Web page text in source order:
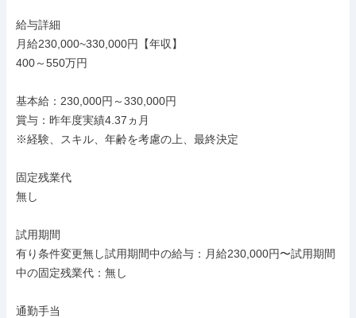
給与詳細
月給230,000~330,000円【年収】
400～550万円
基本給：230,000円～330,000円
賞与：昨年度実績4.37ヵ月
※経験、スキル、年齢を考慮の上、最終決定
固定残業代
無し
試用期間
有り条件変更無し試用期間中の給与：月給230,000円〜試用期間
中の固定残業代：無し
通勤手当